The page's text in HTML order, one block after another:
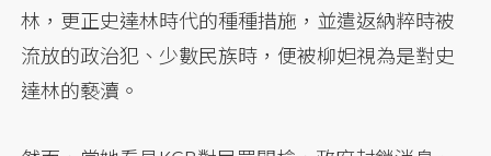
林，更正史達林時代的種種措施，並遣返納粹時被
流放的政治犯、少數民族時，便被柳妲視為是對史
達林的褻瀆。